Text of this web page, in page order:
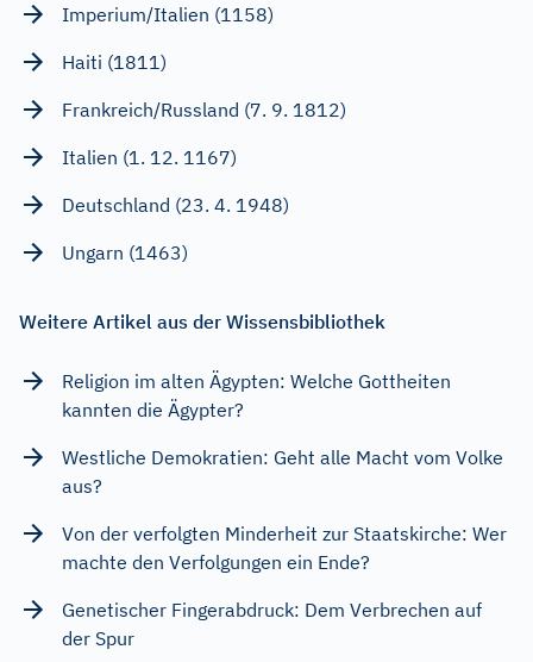
Imperium/Italien (1158)
Haiti (1811)
Frankreich/Russland (7. 9. 1812)
Italien (1. 12. 1167)
Deutschland (23. 4. 1948)
Ungarn (1463)
Weitere Artikel aus der Wissensbibliothek
Religion im alten Ägypten: Welche Gottheiten
kannten die Ägypter?
Westliche Demokratien: Geht alle Macht vom Volke
aus?
Von der verfolgten Minderheit zur Staatskirche: Wer
machte den Verfolgungen ein Ende?
Genetischer Fingerabdruck: Dem Verbrechen auf
der Spur